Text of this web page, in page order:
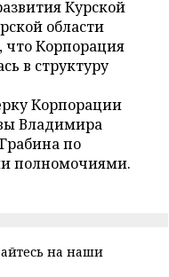
Курской
области
, что Корпорация
в структуру
Корпорации
Владимира
по
полномочиями.
на наши